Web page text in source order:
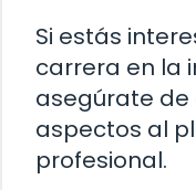
Si estás
carrera en la
asegúrate de
aspectos al
profesional.